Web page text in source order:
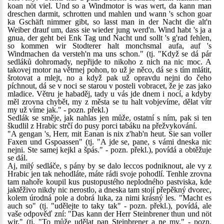
koan nöt viel. Und so a Windmotor is was wert, da kann man
dreschen darmit, schrotten und mahlen und wann 's schon goar
ka Gschäft nimmer gibt, so lasst man in der Nacht die alt'n
Weiber drauf um, dass sie wieder jung werd'n. Wind habt 's ja a
gnua, der geht bei Enk Tag und Nacht und sollt 's g'rad fehlen,
so kommen wir Stodterer halt monchsmal aufa, auf 's
Windmachen da versteh'n ma uns schon." (tj. "Když se dá pár
sedláků dohromady, nepřijde to nikoho z nich na nic moc. A
takovej motor na větrnej pohon, to už je něco, dá se s tím mlátit,
šrotovat a mlejt, no a když pak už opravdu nejni do čeho
píchnout, dá se v noci se starou v posteli vobracet, že je zas jako
mladice. Větru je habaděj, tady u vás jde dnem i nocí, a kdyby
měl zrovna chybět, my z města se tu halt vobjevíme, dělat vítr
my už víme jak." - pozn. překl.)
Sedlák se směje, jak nahlas jen může, ostatní s ním, pak si ten
škudlil z Hrabic strčí do pusy porci tabáku na přežvykování.
"A gengan 's, Herr, mit Eanan is nix z'hab'n heut. Sie san voller
Faxen und Gspoassen" (tj. "A jde se, pane, s vámi dneska nic
nejni. Ste samej kejkl a špás." - pozn. překl.), povídá a obtěžuje
se dál.
Aj, milý sedláče, s pány by se dalo leccos podniknout, ale vy z
Hrabic jen tak nehodláte, máte rádi svoje pohodlí. Tenhle zrovna
tam nahoře koupil kus pustopustého neplodného pastviska, kde
jaktěživo nikdy nic nerostlo, a dneska tam stojí přepěkný dvorec,
kolem úrodná pole a dobrá luka, za nimi krásný les. "Macht es
auch so" (tj. "udělejte to taky tak" - pozn. překl.), povídá, ale
vaše odpověď zní: "Das kann der Herr Steinbrener thun und nöt
wir." (tj. "To může udělat pan Steinbrener a ne my." - pozn.